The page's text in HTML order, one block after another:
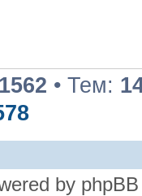
• Тем:
by